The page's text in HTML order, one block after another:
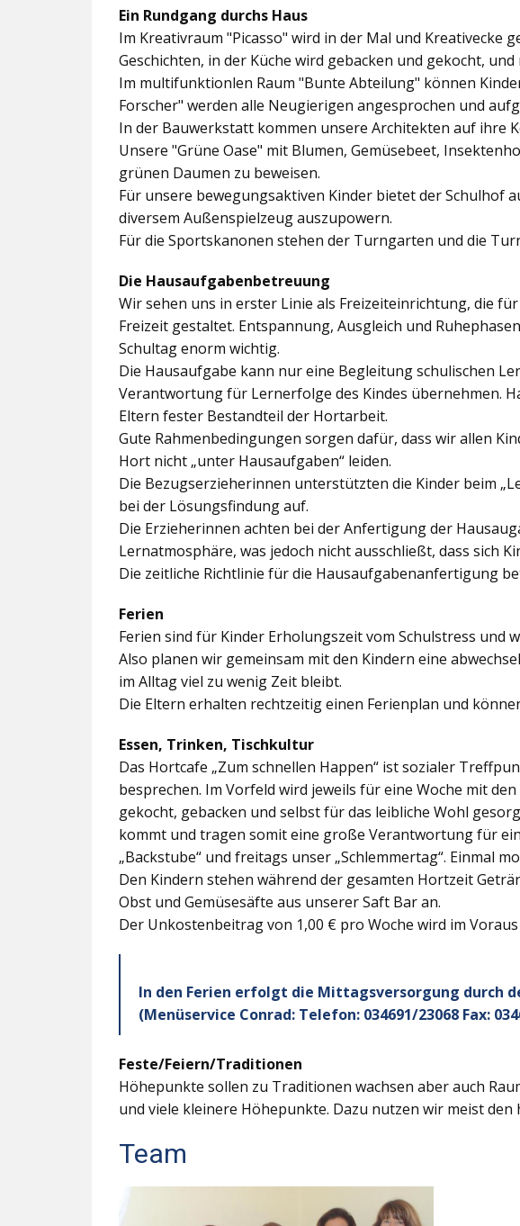
Ein Rundgang durchs Haus
Im Kreativraum "Picasso" wird in der Mal und Kreativecke
Geschichten, in der Küche wird gebacken und gekocht,
Im multifunktionlen Raum "Bunte Abteilung" können
Forscher" werden alle Neugierigen angesprochen und
In der Bauwerkstatt kommen unsere Architekten auf ihre
Unsere "Grüne Oase" mit Blumen, Gemüsebeet,
grünen Daumen zu beweisen.
Für unsere bewegungsaktiven Kinder bietet derSchulhof
diversem Außenspielzeug auszupowern.
Für die Sportskanonen stehen der Turngarten und die
Die Hausaufgabenbetreuung
Wir sehen uns in erster Linie als Freizeiteinrichtung, die
Freizeit gestaltet. Entspannung, Ausgleich und
Schultag enorm wichtig.
Die Hausaufgabe kann nur eine Begleitung schulischen
Verantwortung für Lernerfolge des Kindes übernehmen.
Eltern fester Bestandteil der Hortarbeit.
Gute Rahmenbedingungen sorgen dafür, dass wir allen
Hort nicht „unter Hausaufgaben“ leiden.
Die Bezugserzieherinnen unterstützten die Kinder beim
bei der Lösungsfindung auf.
Die Erzieherinnen achten bei der Anfertigung der
Lernatmosphäre, was jedoch nicht ausschließt, dass sich
Die zeitliche Richtlinie für die Hausaufgabenanfertigung
Ferien
Ferien sind für Kinder Erholungszeit vom Schulstress und
Also planen wir gemeinsam mit den Kindern eine
im Alltag viel zu wenig Zeit bleibt.
Die Eltern erhalten rechtzeitig einen Ferienplan und
Essen, Trinken, Tischkultur
Das Hortcafe „Zum schnellen Happen“ ist sozialer
besprechen. Im Vorfeld wird jeweils für eine Woche mit
gekocht, gebacken und selbst für das leibliche Wohl
kommt und tragen somit eine große Verantwortung für
„Backstube“ und freitags unser „Schlemmertag“. Einmal
Den Kindern stehen während der gesamten Hortzeit
Obst und Gemüsesäfte aus unserer Saft Bar an.
Der Unkostenbeitrag von 1,00 € pro Woche wird im
In den Ferien erfolgt die Mittagsversorgung durch
(Menüservice Conrad: Telefon: 034691/23068 Fax:
Feste/Feiern/Traditionen
Höhepunkte sollen zu Traditionen wachsen aber auch
und viele kleinere Höhepunkte. Dazu nutzen wir meist
Team